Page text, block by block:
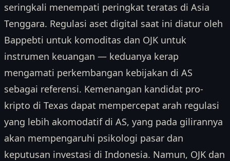
seringkali menempati peringkat teratas di Asia
Tenggara. Regulasi aset digital saat ini diatur oleh
Bappebti untuk komoditas dan OJK untuk
instrumen keuangan — keduanya kerap
mengamati perkembangan kebijakan di AS
sebagai referensi. Kemenangan kandidat pro-
kripto di Texas dapat mempercepat arah regulasi
yang lebih akomodatif di AS, yang pada gilirannya
akan mempengaruhi psikologi pasar dan
keputusan investasi di Indonesia. Namun, OJK dan